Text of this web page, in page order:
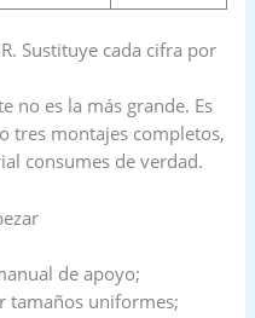
Sustituye cada cifra por
no es la más grande. Es
tres montajes completos,
consumes de verdad.
de apoyo;
tamaños uniformes;